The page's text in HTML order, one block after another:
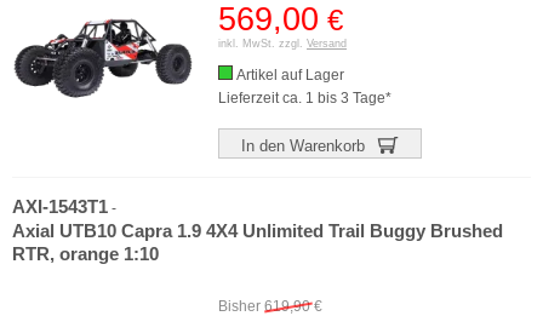
569,00 €
inkl. MwSt. zzgl. Versand
Artikel auf Lager
Lieferzeit ca. 1 bis 3 Tage*
In den Warenkorb
AXI-1543T1 -
Axial UTB10 Capra 1.9 4X4 Unlimited Trail Buggy Brushed
RTR, orange 1:10
Bisher 619,90€